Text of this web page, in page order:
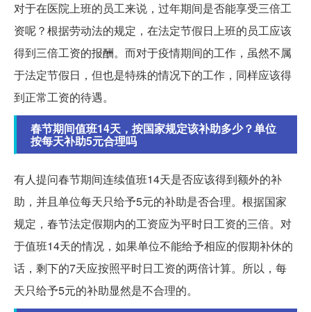
对于在医院上班的员工来说，过年期间是否能享受三倍工
资呢？根据劳动法的规定，在法定节假日上班的员工应该
得到三倍工资的报酬。而对于疫情期间的工作，虽然不属
于法定节假日，但也是特殊的情况下的工作，同样应该得
到正常工资的待遇。
春节期间值班14天，按国家规定该补助多少？单位
按每天补助5元合理吗
有人提问春节期间连续值班14天是否应该得到额外的补
助，并且单位每天只给予5元的补助是否合理。根据国家
规定，春节法定假期内的工资应为平时日工资的三倍。对
于值班14天的情况，如果单位不能给予相应的假期补休的
话，剩下的7天应按照平时日工资的两倍计算。所以，每
天只给予5元的补助显然是不合理的。